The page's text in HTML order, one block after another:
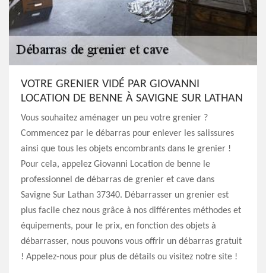
VOTRE GRENIER VIDÉ PAR GIOVANNI
LOCATION DE BENNE À SAVIGNE SUR LATHAN
Vous souhaitez aménager un peu votre grenier ?
Commencez par le débarras pour enlever les salissures
ainsi que tous les objets encombrants dans le grenier !
Pour cela, appelez Giovanni Location de benne le
professionnel de débarras de grenier et cave dans
Savigne Sur Lathan 37340. Débarrasser un grenier est
plus facile chez nous grâce à nos différentes méthodes et
équipements, pour le prix, en fonction des objets à
débarrasser, nous pouvons vous offrir un débarras gratuit
! Appelez-nous pour plus de détails ou visitez notre site !